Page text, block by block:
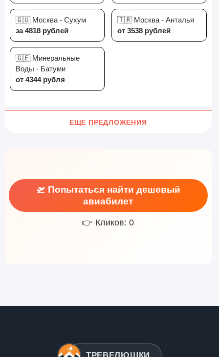
🇬🇺 Москва - Сухум
за 4818 рублей
🇹🇷 Москва - Анталья
от 3538 рублей
🇬🇪 Минеральные
Воды - Батуми
от 4344 рубля
ЕЩЕ ПРЕДЛОЖЕНИЯ
🛫 Попытаться найти дешевый
авиабилет
👉 Кликов: 0